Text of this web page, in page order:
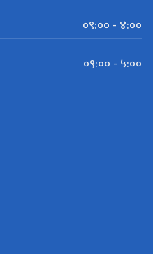
०९:०० - ४:००
०९:०० - ५:००